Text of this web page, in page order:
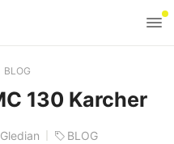
BLOG
130 Karcher
Gledian BLOG